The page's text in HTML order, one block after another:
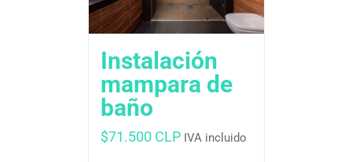
Instalación
mampara de
baño
$71.500 CLP IVA incluido